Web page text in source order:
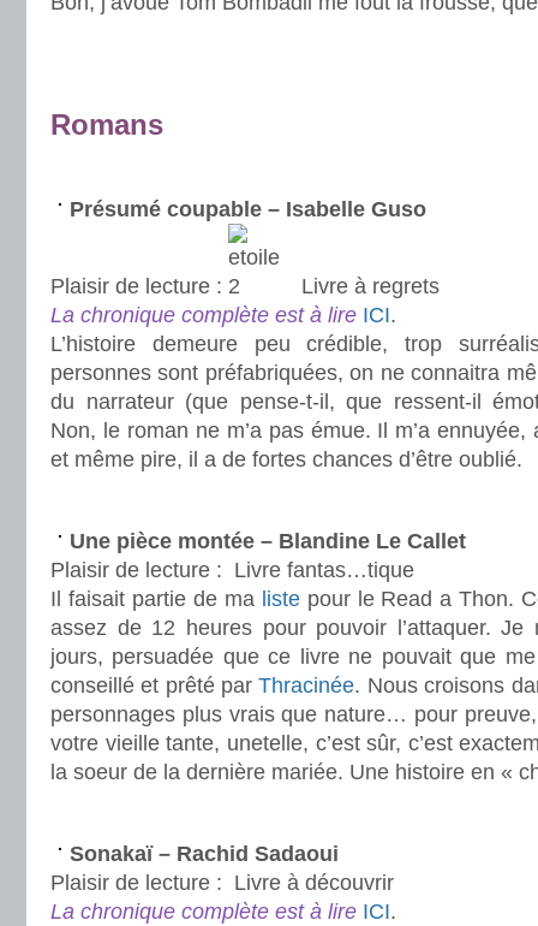
Romans
Présumé coupable – Isabelle Guso
Plaisir de lecture :
Livre à regrets
La chronique complète est à lire ICI.
L’histoire demeure peu crédible, trop
personnes sont préfabriquées, on ne connaitra
du narrateur (que pense-t-il, que ressent-il
Non, le roman ne m’a pas émue. Il m’a
et même pire, il a de fortes chances d’être oublié.
Une pièce montée – Blandine Le Callet
Plaisir de lecture : Livre fantas…tique
Il faisait partie de ma listepour le Read a Thon.
assez de 12 heures pour pouvoir l’attaquer. Je
jours, persuadée que ce livre ne pouvait que
conseillé et prêté parThracinée. Nous croisons
personnages plus vrais que nature… pour
votre vieille tante, unetelle, c’est sûr, c’est
la soeur de la dernière mariée. Une histoire en «
Sonakaï – Rachid Sadaoui
Plaisir de lecture : Livre à découvrir
La chronique complète est à lire ICI.